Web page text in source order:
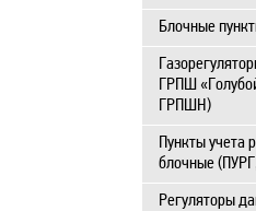
Блочные
ГРПШ
ГРПШН)
Пункты
блочные
Регуляторы